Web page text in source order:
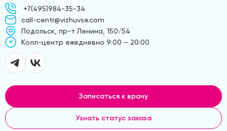
+7(495)984-35-34
call-centr@vizhuvse.com
Подольск, пр-т Ленина, 150/54
Kолл-центр ежедневно 9:00 – 20:00
Записаться к врачу
Узнать статус заказа